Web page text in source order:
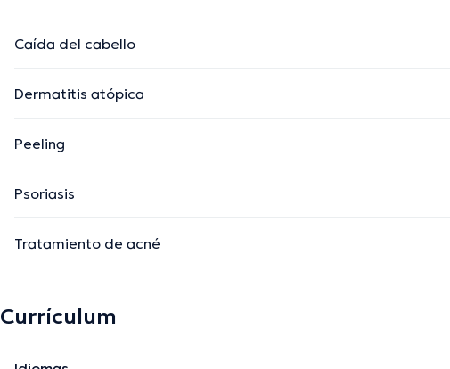
Caída del cabello
Dermatitis atópica
Peeling
Psoriasis
Tratamiento de acné
Currículum